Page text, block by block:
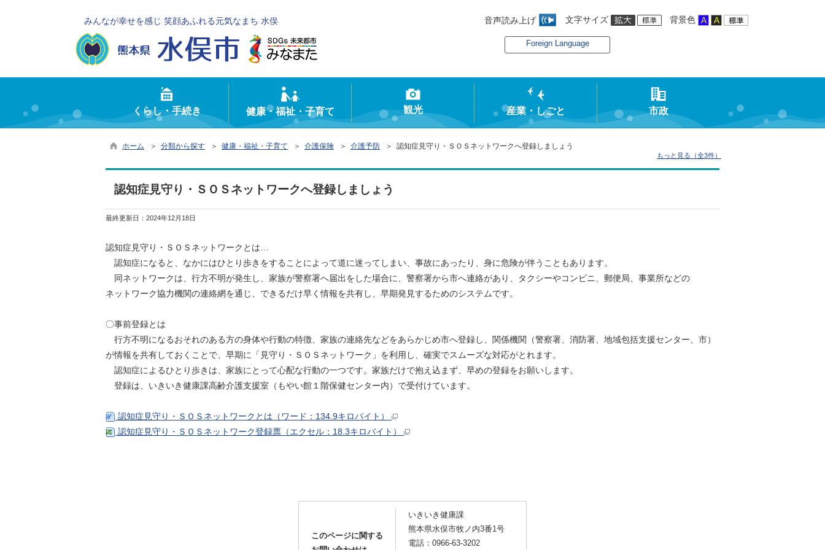
みんなが幸せを感じ 笑顔あふれる元気なまち 水俣 音声読み上げ 文字サイズ 背景色
Foreign Language
くらし・手続き 健康・福祉・子育て 観光 産業・しごと 市政
ホーム ＞ 分類から探す ＞ 健康・福祉・子育て ＞ 介護保険 ＞ 介護予防 ＞ 認知症見守り・ＳＯＳネットワークへ登録しましょう
もっと見る（全3件）
認知症見守り・ＳＯＳネットワークへ登録しましょう
最終更新日： 2024年12月18日
認知症見守り・ＳＯＳネットワークとは…
認知症になると、なかにはひとり歩きをすることによって道に迷ってしまい、事故にあったり、身に危険が伴うこともあります。
同ネットワークは、行方不明が発生し、家族が警察署へ届出をした場合に、警察署から市へ連絡があり、タクシーやコンビニ、郵便局、事業所などの
ネットワーク協力機関の連絡網を通じ、できるだけ早く情報を共有し、早期発見するためのシステムです。
〇事前登録とは
行方不明になるおそれのある方の身体や行動の特徴、家族の連絡先などをあらかじめ市へ登録し、関係機関（警察署、消防署、地域包括支援センター、市）
が情報を共有しておくことで、早期に「見守り・ＳＯＳネットワーク」を利用し、確実でスムーズな対応がとれます。
認知症によるひとり歩きは、家族にとって心配な行動の一つです。家族だけで抱え込まず、早めの登録をお願いします。
登録は、いきいき健康課高齢介護支援室（もやい館１階保健センター内）で受付けています。
認知症見守り・ＳＯＳネットワークとは（ワード：134.9キロバイト）
認知症見守り・ＳＯＳネットワーク登録票（エクセル：18.3キロバイト）
このページに関する
いきいき健康課
熊本県水俣市牧ノ内3番1号
電話：0966-63-3202